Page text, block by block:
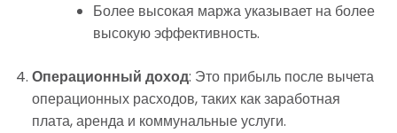
Более высокая маржа указывает на более
высокую эффективность.
Операционный доход: Это прибыль после вычета
операционных расходов, таких как заработная
плата, аренда и коммунальные услуги.